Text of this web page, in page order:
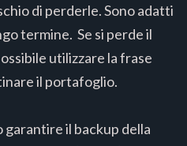
di perderle. Sono adatti
termine. Se si perde il
utilizzare la frase
il portafoglio.
il backup della